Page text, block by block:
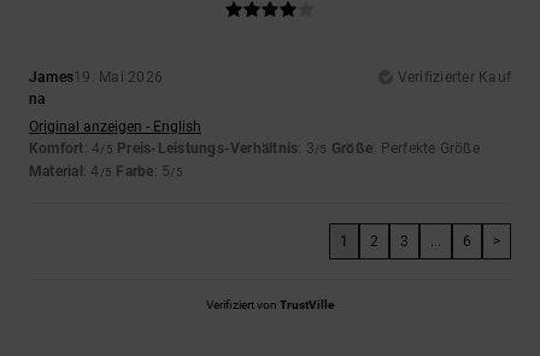
James19. Mai 2026
Verifizierter Kauf
na
Original anzeigen - English
Komfort: 4/5 Preis-Leistungs-Verhältnis: 3/5 Größe: Perfekte Größe
Material : 4 /5 Farbe: 5/5
1 2 3 ... 6 >
Verifiziert von TrustVille